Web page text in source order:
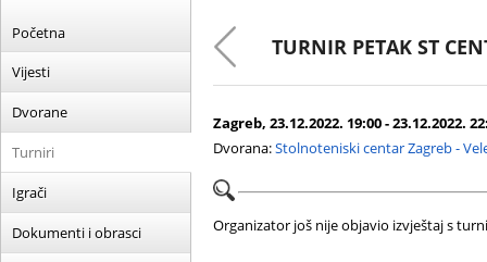
Početna
Vijesti
Dvorane
Turniri
Igrači
Dokumenti i obrasci
TURNIR PETAK ST
Zagreb, 23.12.2022. 19:00 - 23.12.2022.
Dvorana:Stolnoteniski centar Zagreb -
Organizator još nije objavio izvještaj s